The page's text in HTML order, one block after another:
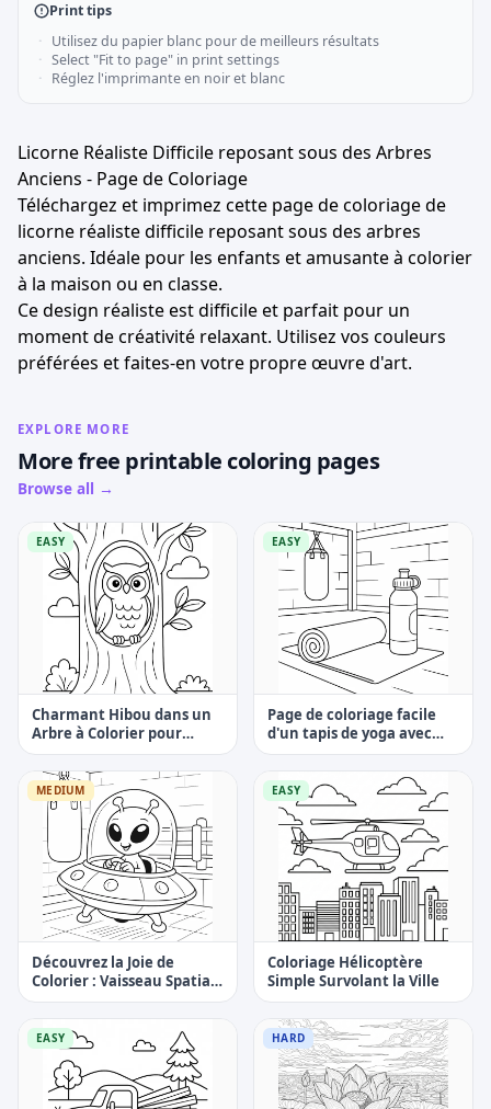
Print tips
Utilisez du papier blanc pour de meilleurs résultats
Select "Fit to page" in print settings
Réglez l'imprimante en noir et blanc
Licorne Réaliste Difficile reposant sous des Arbres
Anciens - Page de Coloriage
Téléchargez et imprimez cette page de coloriage de
licorne réaliste difficile reposant sous des arbres
anciens. Idéale pour les enfants et amusante à colorier
à la maison ou en classe.
Ce design réaliste est difficile et parfait pour un
moment de créativité relaxant. Utilisez vos couleurs
préférées et faites-en votre propre œuvre d'art.
EXPLORE MORE
More free printable coloring pages
Browse all →
EASY
Charmant Hibou dans un
Arbre à Colorier pour
Enfants
EASY
Page de coloriage facile
d'un tapis de yoga avec
une bouteille d'eau
MEDIUM
Découvrez la Joie de
Colorier : Vaisseau Spatial
Cartoon Moyen Avec Pilote
Extraterrestre
EASY
Coloriage Hélicoptère
Simple Survolant la Ville
EASY HARD